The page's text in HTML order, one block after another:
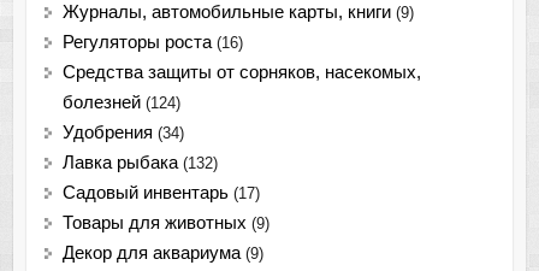
Журналы, автомобильные карты, книги (9)
Регуляторы роста (16)
Средства защиты от сорняков, насекомых,
болезней (124)
Удобрения (34)
Лавка рыбака (132)
Садовый инвентарь (17)
Товары для животных (9)
Декор для аквариума (9)